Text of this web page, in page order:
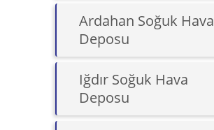
Ardahan Soğuk Hava
Deposu
Iğdır Soğuk Hava
Deposu